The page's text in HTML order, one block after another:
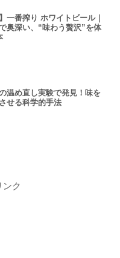
一番搾り ホワイトビール｜
奥深い、“味わう贅沢”を体
温め直し実験で発見！味を
せる科学的手法
ンク